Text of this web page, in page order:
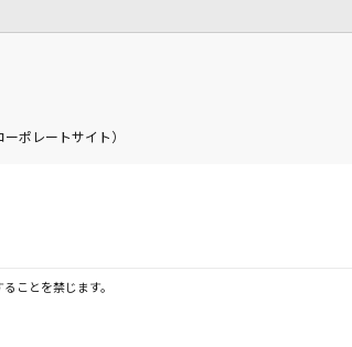
ポレートサイト）
ことを禁じます。